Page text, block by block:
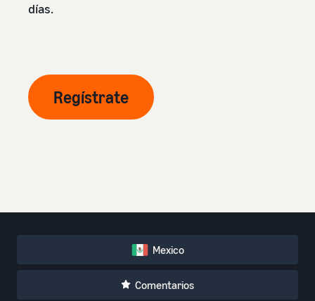
días.
Regístrate
Mexico
Comentarios